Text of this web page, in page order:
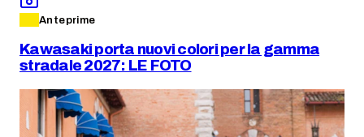
Anteprime
Kawasaki porta nuovi colori per la gamma
stradale 2027: LE FOTO